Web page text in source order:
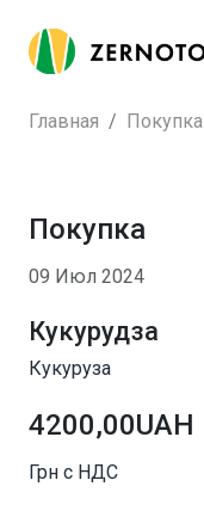
Главная Покупка
Покупка
09 Июл 2024
Кукурудза
Кукуруза
4200,00UAH
Грн с НДС